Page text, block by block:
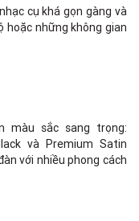
cụ khá gọn gàng và
hoặc những không gian
màu sắc sang trọng:
và Premium Satin
với nhiều phong cách